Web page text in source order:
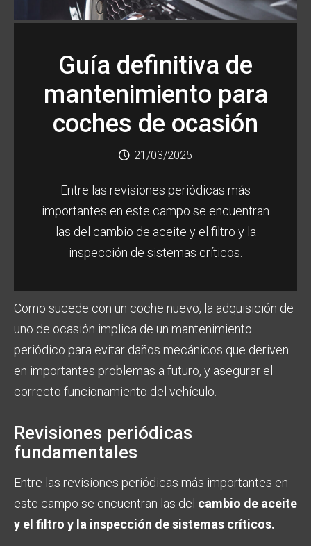
Guía definitiva de
mantenimiento para
coches de ocasión
21/03/2025
Entre las revisiones periódicas más
importantes en este campo se encuentran
las del cambio de aceite y el filtro y la
inspección de sistemas críticos.
Como sucede con un coche nuevo, la adquisición de
uno de ocasión implica de un mantenimiento
periódico para evitar daños mecánicos que deriven
en importantes problemas a futuro, y asegurar el
correcto funcionamiento del vehículo.
Revisiones periódicas
fundamentales
Entre las revisiones periódicas más importantes en
este campo se encuentran las del cambio de aceite
y el filtro y la inspección de sistemas críticos.